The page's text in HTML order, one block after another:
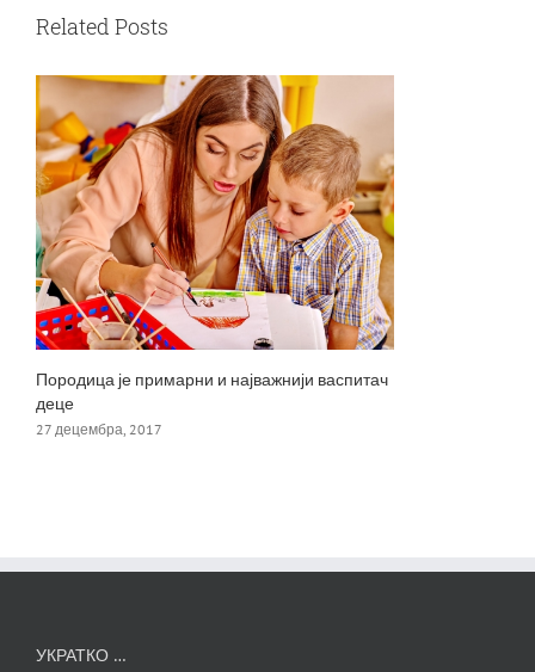
Related Posts
Породица је примарни и најважнији васпитач
деце
27 децембра, 2017
УКРАТКО …